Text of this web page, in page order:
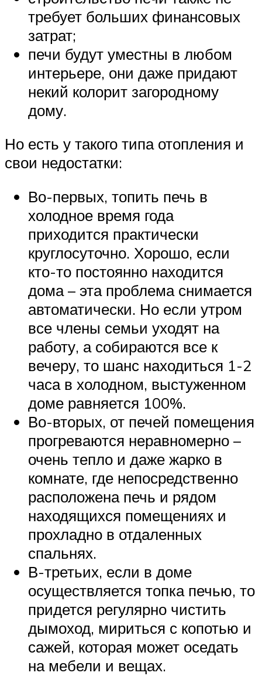
требует больших финансовых
затрат;
печи будут уместны в любом
интерьере, они даже придают
некий колорит загородному
дому.
Но есть у такого типа отопления и
свои недостатки:
Во-первых, топить печь в
холодное время года
приходится практически
круглосуточно. Хорошо, если
кто-то постоянно находится
дома – эта проблема снимается
автоматически. Но если утром
все члены семьи уходят на
работу, а собираются все к
вечеру, то шанс находиться 1-2
часа в холодном, выстуженном
доме равняется 100%.
Во-вторых, от печей помещения
прогреваются неравномерно –
очень тепло и даже жарко в
комнате, где непосредственно
расположена печь и рядом
находящихся помещениях и
прохладно в отдаленных
спальнях.
В-третьих, если в доме
осуществляется топка печью, то
придется регулярно чистить
дымоход, мириться с копотью и
сажей, которая может оседать
на мебели и вещах.